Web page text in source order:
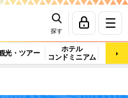
探す
光・ツアー
ホテル
コンドミニアム
マッ